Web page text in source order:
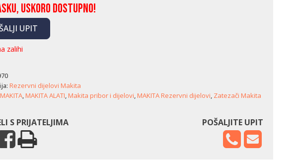
uskoro dostupno!
UPIT
zalihi
Rezervni dijelovi Makita
MAKITA,MAKITA ALATI,Makita pribor i dijelovi,MAKITA Rezervni dijelovi, Zatezači Makita
S PRIJATELJIMA POŠALJITE UPIT